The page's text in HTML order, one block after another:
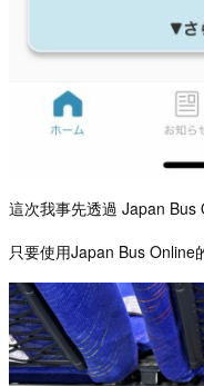
這次我事先透過 Japan Bus
只要使用Japan Bus Online